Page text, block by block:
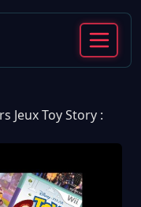
Jeux Toy Story :